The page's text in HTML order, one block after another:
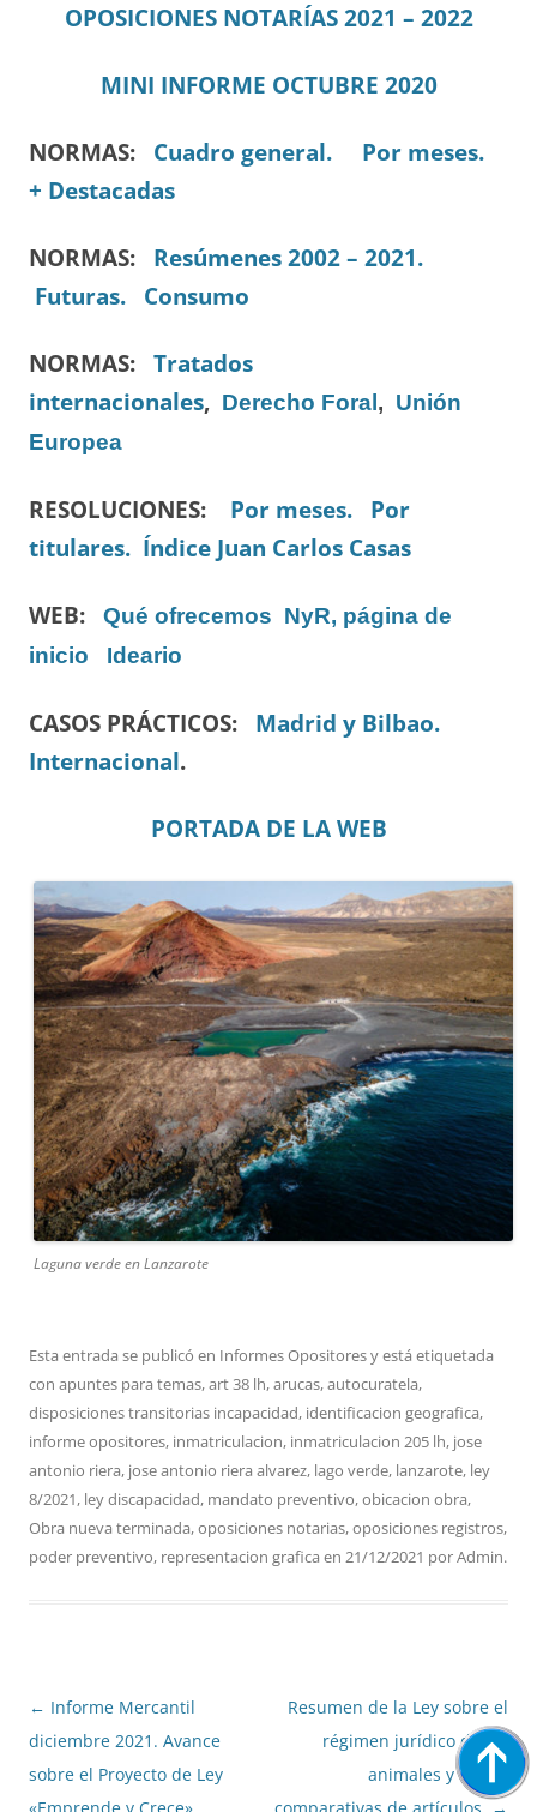
OPOSICIONES NOTARÍAS 2021 – 2022
MINI INFORME OCTUBRE 2020
NORMAS: Cuadro general.
Por meses.
+ Destacadas
NORMAS: Resúmenes 2002 – 2021.
Futuras.
Consumo
NORMAS: Tratados
internacionales, Derecho Foral , Unión
Europea
RESOLUCIONES: Por meses.
Por
titulares. Índice Juan Carlos Casas
WEB: Qué ofrecemos NyR, página de
inicio
Ideario
CASOS PRÁCTICOS: Madrid y Bilbao.
Internacional.
PORTADA DE LA WEB
Laguna verde en Lanzarote
Esta entrada se publicó en Informes Opositoresy está etiquetada
con apuntes para temas,art 38 lh,arucas,autocuratela,
disposiciones transitorias incapacidad, identificacion geografica,
informe opositores, inmatriculacion, inmatriculacion 205 lh, jose
antonio riera, jose antonio riera alvarez, lago verde, lanzarote, ley
8/2021, ley discapacidad, mandato preventivo,obicacion obra,
Obra nueva terminada,oposiciones notarias,oposiciones registros,
poder preventivo, representacion grafica en 21/12/2021 porAdmin.
Navegación
de
entradas
← Informe Mercantil
diciembre 2021. Avance
sobre el Proyecto de Ley
Resumen de la Ley sobre el
régimen jurídico de los
animales y tablas